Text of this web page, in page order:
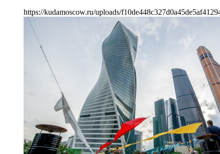
https://kudamoscow.ru/uploads/